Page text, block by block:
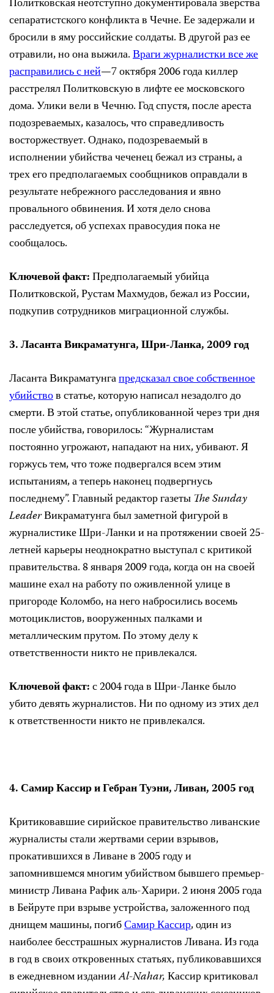
Политковскаянеотступно документировала зверства
сепаратистского конфликта в Чечне. Ее задержали и
бросили в яму российские солдаты. В другой раз ее
отравили, но она выжила.Враги журналистки все же
расправились с ней—7октября 2006 годакиллер
расстрелял Политковскую в лифте ее московского
дома. Улики вели в Чечню.Год спустя,после ареста
подозреваемых,казалось, что справедливость
восторжествует.Однако,подозреваемый в
исполнении убийства чеченец бежал из страны, а
трех его предполагаемых сообщников оправдали в
результате небрежного расследования и явно
провального обвинения. И хотя дело снова
расследуется, об успехах правосудия пока не
сообщалось.
Ключевой факт:Предполагаемый убийца
Политковской,Рустам Махмудов,бежал из России,
подкупив сотрудников миграционной службы.
3. Ласанта Викраматунга, Шри-Ланка, 2009 год
Ласанта Викраматунгапредсказал свое собственное
убийствов статье, которую написал незадолго до
смерти. В этой статье, опубликованной через три дня
после убийства, говорилось: “Журналистам
постоянно угрожают, нападают на них, убивают. Я
горжусь тем, что тоже подвергался всем этим
испытаниям, а теперь наконец подвергнусь
последнему”.Главный редактор газеты The Sunday
LeaderВикраматунга был заметной фигурой в
журналистике Шри-Ланки и на протяжении своей 25-
летней карьеры неоднократно выступал с критикой
правительства. 8 января 2009 года, когда он на своей
машине ехал на работу по оживленной улице в
пригороде Коломбо, на него набросились восемь
мотоциклистов, вооруженных палками и
металлическим прутом. По этому делу к
ответственности никто не привлекался.
Ключевой факт:с2004 года в Шри-Ланке было
убито девять журналистов. Ни по одному из этих дел
к ответственности никто не привлекался.
4.Самир Кассир и Гебран Туэни, Ливан, 2005 год
Критиковавшие сирийское правительство ливанские
журналисты стали жертвами серии взрывов,
прокатившихся в Ливане в 2005 году и
запомнившемся многимубийством бывшего премьер-
министр Ливана Рафик аль-Харири.2 июня 2005 года
в Бейруте при взрыве устройства, заложенного под
днищем машины, погибСамир Кассир, один из
наиболее бесстрашных журналистов Ливана. Из года
в год в своих откровенных статьях, публиковавшихся
в ежедневном изданииAl-Nahar,Кассир критиковал